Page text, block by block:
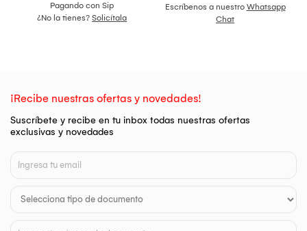
Pagando con Sip
¿No la tienes? Solicítala
Escríbenos a nuestro Whatsapp
Chat
¡Recibe nuestras ofertas y novedades!
Suscríbete y recibe en tu inbox todas nuestras ofertas
exclusivas y novedades